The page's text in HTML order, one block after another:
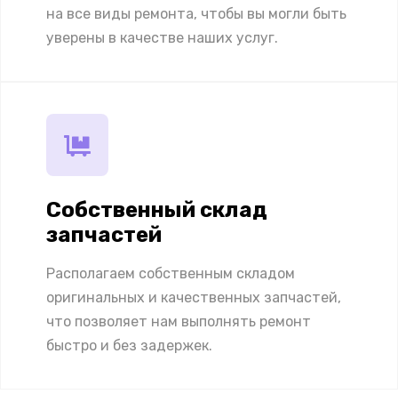
на все виды ремонта, чтобы вы могли быть
уверены в качестве наших услуг.
Собственный склад
запчастей
Располагаем собственным складом
оригинальных и качественных запчастей,
что позволяет нам выполнять ремонт
быстро и без задержек.